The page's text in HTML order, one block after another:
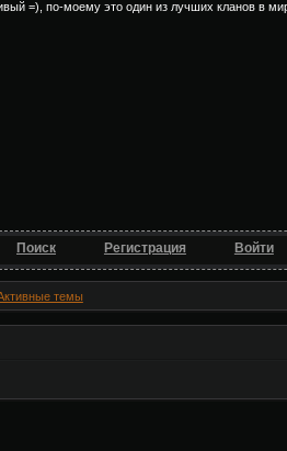
=), по-моему это один из лучших кланов в
Поиск Регистрация Войти
темы